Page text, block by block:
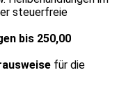
steuerfreie
bis 250,00
für die